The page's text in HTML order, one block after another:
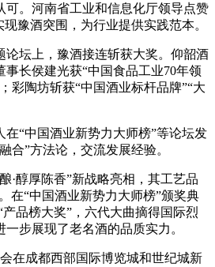
可。河南省工业和信息化厅领导点赞
豫酒突围，为行业提供实践范本。
坛上，豫酒接连斩获大奖。仰韶酒
长侯建光获“中国食品工业70年领
彩陶坊斩获“中国酒业标杆品牌”“大
“中国酒业新势力大师榜”等论坛发
合”方法论，交流发展经验。
醇厚陈香”新战略亮相，其工艺品
在“中国酒业新势力大师榜”颁奖典
品榜大奖”，六代大曲摘得国际烈
步展现了老名酒的品质实力。
成都西部国际博览城和世纪城新